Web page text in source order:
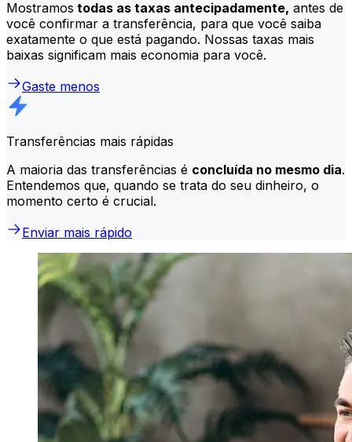
Mostramos todas as taxas antecipadamente, antes de
você confirmar a transferência, para que você saiba
exatamente o que está pagando. Nossas taxas mais
baixas significam mais economia para você.
Gaste menos
Transferências mais rápidas
A maioria das transferências é concluída no mesmo dia.
Entendemos que, quando se trata do seu dinheiro, o
momento certo é crucial.
Enviar mais rápido